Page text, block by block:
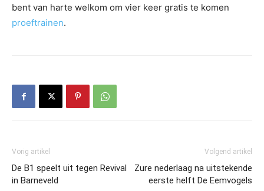
bent van harte welkom om vier keer gratis te komen
proeftrainen.
Vorig artikel
De B1 speelt uit tegen Revival
in Barneveld
Volgend artikel
Zure nederlaag na uitstekende
eerste helft De Eemvogels